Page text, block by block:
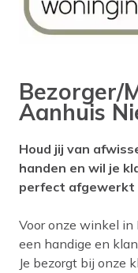
Bezorger/
Aanhuis
Houd jij van
handen en wil je
perfect afgewerkt
Voor onze winkel
een handige en
Je bezorgt bij onze